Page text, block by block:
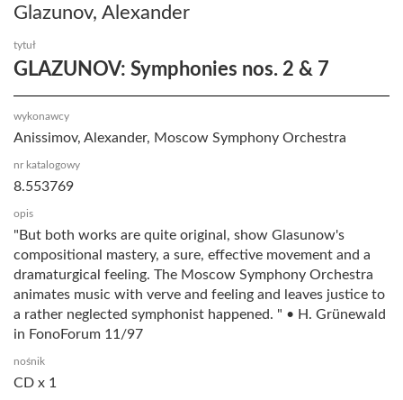
Glazunov, Alexander
tytuł
GLAZUNOV: Symphonies nos. 2 & 7
wykonawcy
Anissimov, Alexander, Moscow Symphony Orchestra
nr katalogowy
8.553769
opis
"But both works are quite original, show Glasunow's
compositional mastery, a sure, effective movement and a
dramaturgical feeling. The Moscow Symphony Orchestra
animates music with verve and feeling and leaves justice to
a rather neglected symphonist happened. " • H. Grünewald
in FonoForum 11/97
nośnik
CD x 1